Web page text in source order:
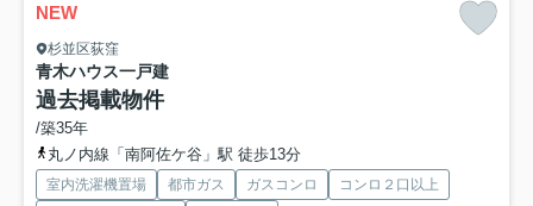
NEW
杉並区荻窪
青木ハウス一戸建
過去掲載物件
/築35年
丸ノ内線「南阿佐ケ谷」駅 徒歩13分
室内洗濯機置場 都市ガス ガスコンロ
コンロ２口以上